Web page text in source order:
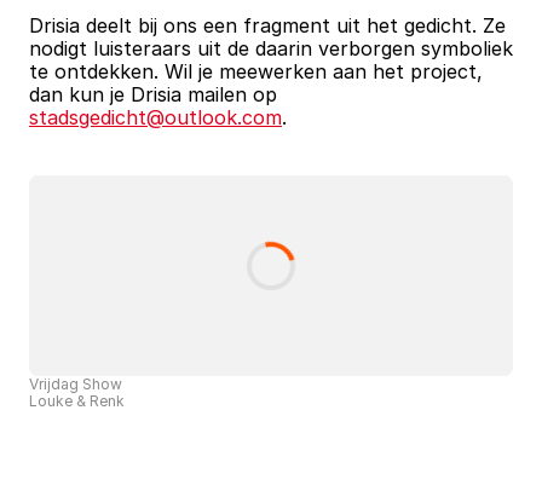
Drisia deelt bij ons een fragment uit het gedicht. Ze
nodigt luisteraars uit de daarin verborgen symboliek
te ontdekken. Wil je meewerken aan het project,
stadsgedicht@outlook.com.
Vrijdag Show
Louke & Renk